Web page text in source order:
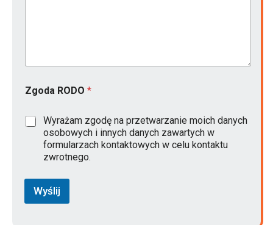
Zgoda RODO *
Wyrażam zgodę na przetwarzanie moich danych
osobowych i innych danych zawartych w
formularzach kontaktowych w celu kontaktu
zwrotnego.
Wyślij